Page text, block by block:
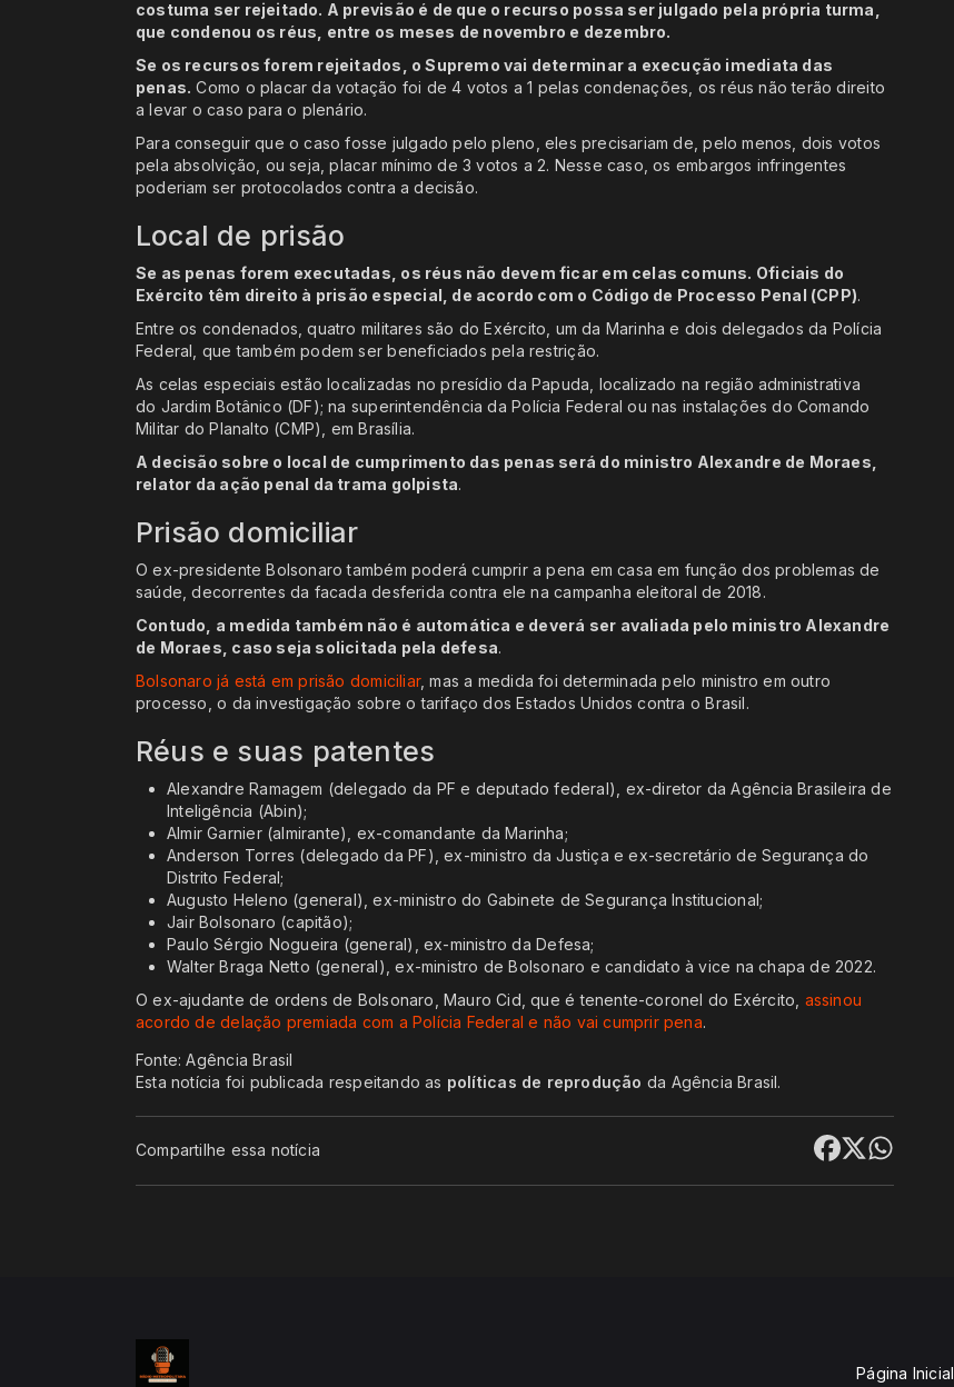
costuma ser rejeitado. A previsão é de que o recurso possa ser julgado pela própria turma,
que condenou os réus, entre os meses de novembro e dezembro.
Se os recursos forem rejeitados, o Supremo vai determinar a execução imediata das
penas. Como o placar da votação foi de 4 votos a 1 pelas condenações, os réus não terão direito
a levar o caso para o plenário.
Para conseguir que o caso fosse julgado pelo pleno, eles precisariam de, pelo menos, dois votos
pela absolvição, ou seja, placar mínimo de 3 votos a 2. Nesse caso, os embargos infringentes
poderiam ser protocolados contra a decisão.
Local de prisão
Se as penas forem executadas, os réus não devem ficar em celas comuns. Oficiais do
Exército têm direito à prisão especial, de acordo com o Código de Processo Penal (CPP).
Entre os condenados, quatro militares são do Exército, um da Marinha e dois delegados da Polícia
Federal, que também podem ser beneficiados pela restrição.
As celas especiais estão localizadas no presídio da Papuda, localizado na região administrativa
do Jardim Botânico (DF); na superintendência da Polícia Federal ou nas instalações do Comando
Militar do Planalto (CMP), em Brasília.
A decisão sobre o local de cumprimento das penas será do ministro Alexandre de Moraes,
relator da ação penal da trama golpista.
Prisão domiciliar
O ex-presidente Bolsonaro também poderá cumprir a pena em casa em função dos problemas de
saúde, decorrentes da facada desferida contra ele na campanha eleitoral de 2018.
Contudo, a medida também não é automática e deverá ser avaliada pelo ministro Alexandre
de Moraes, caso seja solicitada pela defesa.
Bolsonaro já está em prisão domiciliar, mas a medida foi determinada pelo ministro em outro
processo, o da investigação sobre o tarifaço dos Estados Unidos contra o Brasil.
Réus e suas patentes
Alexandre Ramagem (delegado da PF e deputado federal), ex-diretor da Agência Brasileira de
Inteligência (Abin);
Almir Garnier (almirante), ex-comandante da Marinha;
Anderson Torres (delegado da PF), ex-ministro da Justiça e ex-secretário de Segurança do
Distrito Federal;
Augusto Heleno (general), ex-ministro do Gabinete de Segurança Institucional;
Jair Bolsonaro (capitão);
Paulo Sérgio Nogueira (general), ex-ministro da Defesa;
Walter Braga Netto (general), ex-ministro de Bolsonaro e candidato à vice na chapa de 2022.
O ex-ajudante de ordens de Bolsonaro, Mauro Cid, que é tenente-coronel do Exército, assinou
acordo de delação premiada com a Polícia Federal e não vai cumprir pena.
Fonte: Agência Brasil
Esta notícia foi publicada respeitando as políticas de reprodução da Agência Brasil.
Compartilhe essa notícia
Página Inicial